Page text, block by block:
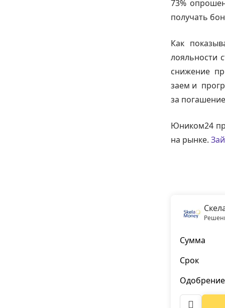
73%
получать
Как
лояльности
снижение
заем и
за
Юником24
на рынке.
Сумма
Срок
Одобрение